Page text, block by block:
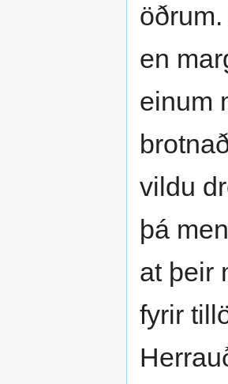
en
einum
vildu
þá
at þeir
fyrir